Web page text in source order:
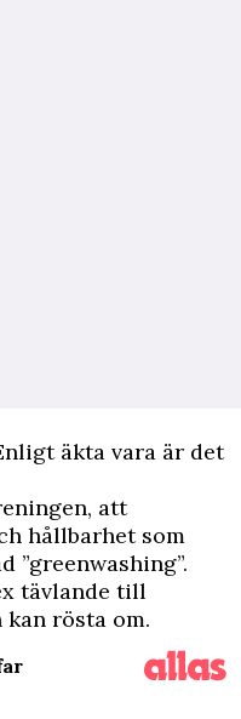
äkta vara är det
att
hållbarhet som
”greenwashing”.
tävlande till
rösta om.